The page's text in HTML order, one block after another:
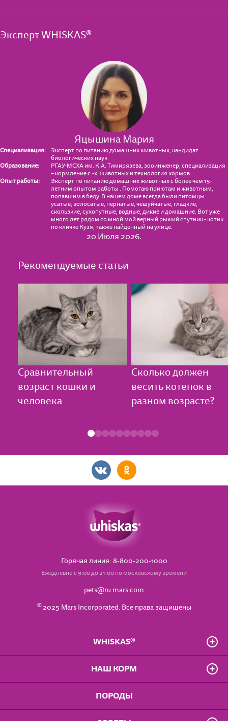
Эксперт WHISKAS®
Яцышина Мария
Специализация:
Эксперт по питанию домашних животных, кандидат
биологических наук
Образование:
РГАУ-МСХА им. К.А. Тимирязева, зооинженер, специализация
– кормление с.-х. животных и технология кормов
Опыт работы:
Эксперт по питанию домашних животных с более чем 15-
летним опытом работы . Помогаю приютам и животным,
попавшим в беду. В нашем доме всегда были питомцы:
усатые, волосатые, пернатые, чешуйчатые, гладкие,
скользкие, сухопутные, водные, дикие и домашние. Вот уже
много лет рядом со мной мой верный рыжий спутник - котик
по кличке Кузя, также найденный на улице.
20 Июля 2026.
Рекомендуемые статьи
Сравнительный
возраст кошки и
человека
Сколько должен
весить котенок в
разном возрасте?
Горячая линия: 8-800-200-1000
Ежедневно с 9:00 до 21:00 по московскому времени
pets@ru.mars.com
©2025 Mars Incorporated. Все права защищены
WHISKAS®
О бренде
Положение о конфиденциальности
Доступность
НАШ КОРМ
Для котят от 1 до 12 мес.
ПОРОДЫ